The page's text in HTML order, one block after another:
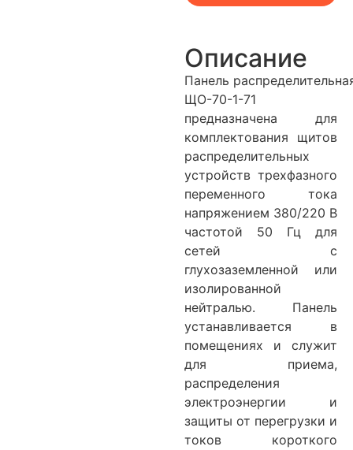
Описание
Панель
ЩО-70-1-71
предназначена для
комплектования щитов
распределительных
устройств трехфазного
переменного тока
напряжением 380/220 В
частотой 50 Гц для
сетей с
глухозаземленной или
изолированной
нейтралью. Панель
устанавливается в
помещениях и служит
для приема,
распределения
электроэнергии и
защиты от перегрузки и
токов короткого